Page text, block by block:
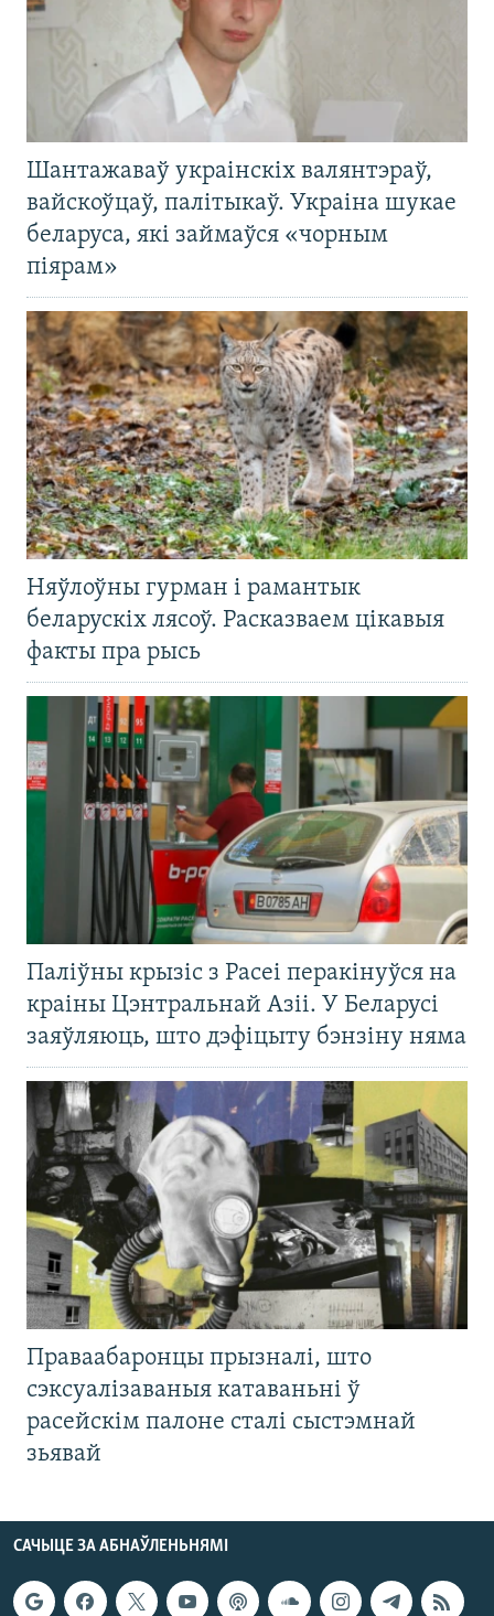
Шантажаваў украінскіх валянтэраў,
вайскоўцаў, палітыкаў. Украіна шукае
беларуса, які займаўся «чорным
піярам»
Няўлоўны гурман і рамантык
беларускіх лясоў. Расказваем цікавыя
факты пра рысь
Паліўны крызіс з Расеі перакінуўся на
краіны Цэнтральнай Азіі. У Беларусі
заяўляюць, што дэфіцыту бэнзіну няма
Праваабаронцы прызналі, што
сэксуалізаваныя катаваньні ў
расейскім палоне сталі сыстэмнай
зьявай
САЧЫЦЕ ЗА АБНАЎЛЕНЬНЯМІ